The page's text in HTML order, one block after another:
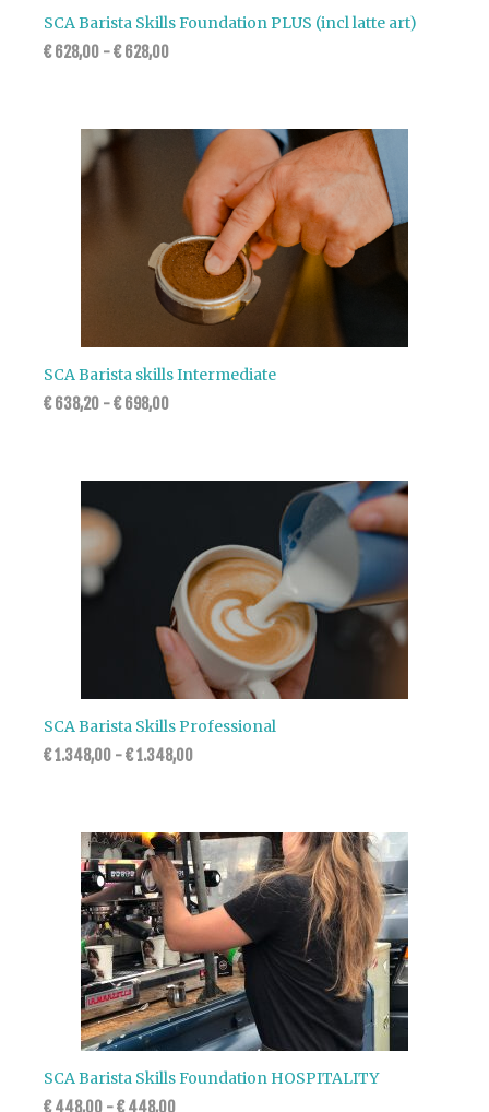
SCA Barista Skills Foundation PLUS (incl latte art)
€628,00 -€628,00
SCA Barista skills Intermediate
€638,20 -€698,00
SCA Barista Skills Professional
€1.348,00 -€1.348,00
SCA Barista Skills Foundation HOSPITALITY
€448,00 -€448,00